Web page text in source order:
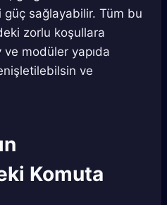
sağlayabilir. Tüm bu
zorlu koşullara
ve modüler yapıda
ve
Komuta